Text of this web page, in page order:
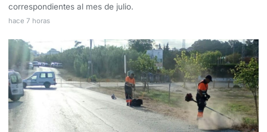
correspondientes al mes de julio.
hace 7 horas